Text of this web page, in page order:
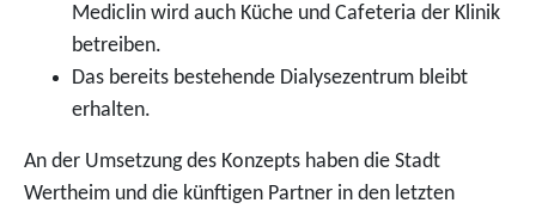
Mediclin wird auch Küche und Cafeteria der Klinik
betreiben.
Das bereits bestehende Dialysezentrum bleibt
erhalten.
An der Umsetzung des Konzepts haben die Stadt
Wertheim und die künftigen Partner in den letzten